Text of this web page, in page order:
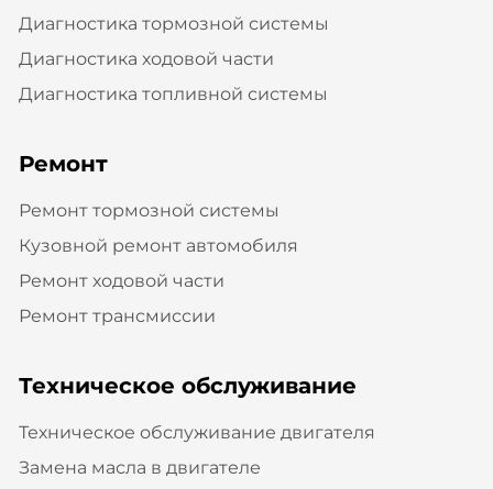
Диагностика тормозной системы
Диагностика ходовой части
Диагностика топливной системы
Ремонт
Ремонт тормозной системы
Кузовной ремонт автомобиля
Ремонт ходовой части
Ремонт трансмиссии
Техническое обслуживание
Техническое обслуживание двигателя
Замена масла в двигателе